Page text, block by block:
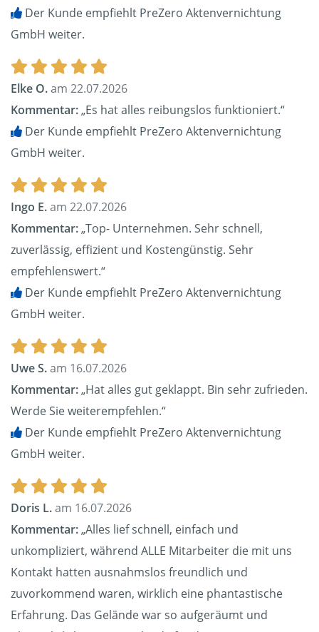
Der Kunde empfiehlt PreZero Aktenvernichtung
GmbH weiter.
Elke O.am 22.07.2026
Kommentar:„Es hat alles reibungslos funktioniert.“
Der Kunde empfiehlt PreZero Aktenvernichtung
GmbH weiter.
Ingo E.am 22.07.2026
Kommentar:„Top- Unternehmen. Sehr schnell,
zuverlässig, effizient und Kostengünstig. Sehr
empfehlenswert.“
Der Kunde empfiehlt PreZero Aktenvernichtung
GmbH weiter.
Uwe S.am 16.07.2026
Kommentar:„Hat alles gut geklappt. Bin sehr zufrieden.
Werde Sie weiterempfehlen.“
Der Kunde empfiehlt PreZero Aktenvernichtung
GmbH weiter.
Doris L.am 16.07.2026
Kommentar:„Alles lief schnell, einfach und
unkompliziert, während ALLE Mitarbeiter die mit uns
Kontakt hatten ausnahmslos freundlich und
zuvorkommend waren, wirklich eine phantastische
Erfahrung. Das Gelände war so aufgeräumt und